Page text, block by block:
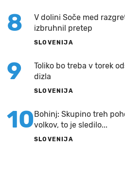
8
V dolini Soče med
izbruhnil pretep
SLOVENIJA
9
Toliko bo treba v torek
dizla
SLOVENIJA
10Bohinj: Skupino treh
volkov, to je sledilo...
SLOVENIJA